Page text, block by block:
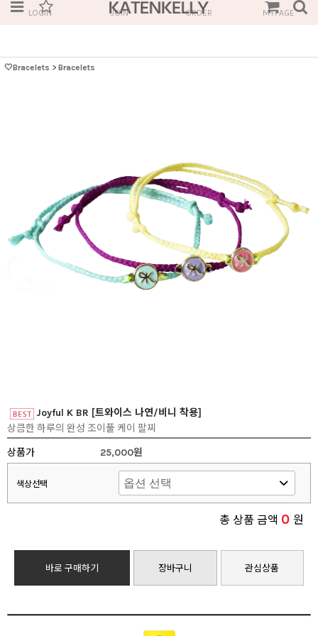
LOGIN JOIN ORDER MYPAGE
🤍Bracelets > Bracelets
Joyful K BR [트와이스 나연/비니 착용]
상큼한 하루의 완성 조이풀 케이 팔찌
상품가
25,000원
색상선택
총 상품 금액 0 원
바로 구매하기 장바구니 관심상품